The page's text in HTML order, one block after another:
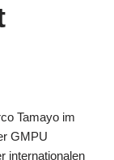
Tamayo im
GMPU
internationalen